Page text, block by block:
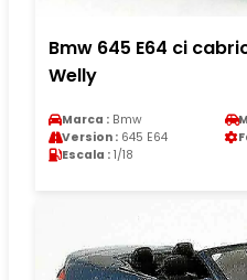
Bmw 645 E64 ci
Welly
Marca : Bmw
Version : 645 E64
Escala : 1/18